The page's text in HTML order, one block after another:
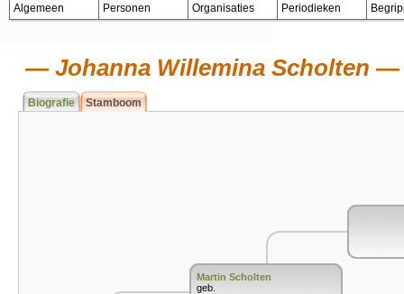
Algemeen Personen Organisaties Periodieken
Johanna Willemina Scholten
Biografie Stamboom
Martin Scholten
geb.